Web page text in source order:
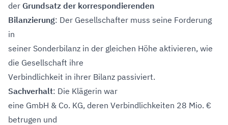
der Grundsatz der korrespondierenden
Bilanzierung: Der Gesellschafter muss seine Forderung
in
seiner Sonderbilanz in der gleichen Höhe aktivieren, wie
die Gesellschaft ihre
Verbindlichkeit in ihrer Bilanz passiviert.
Sachverhalt: Die Klägerin war
eine GmbH & Co. KG, deren Verbindlichkeiten 28 Mio. €
betrugen und